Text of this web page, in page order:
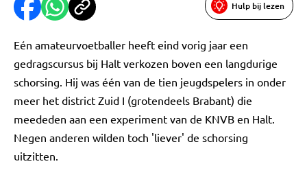
Hulp bij lezen
Eén amateurvoetballer heeft eind vorig jaar een
gedragscursus bij Halt verkozen boven een langdurige
schorsing. Hij was één van de tien jeugdspelers in onder
meer het district Zuid I (grotendeels Brabant) die
meededen aan een experiment van de KNVB en Halt.
Negen anderen wilden toch 'liever' de schorsing
uitzitten.